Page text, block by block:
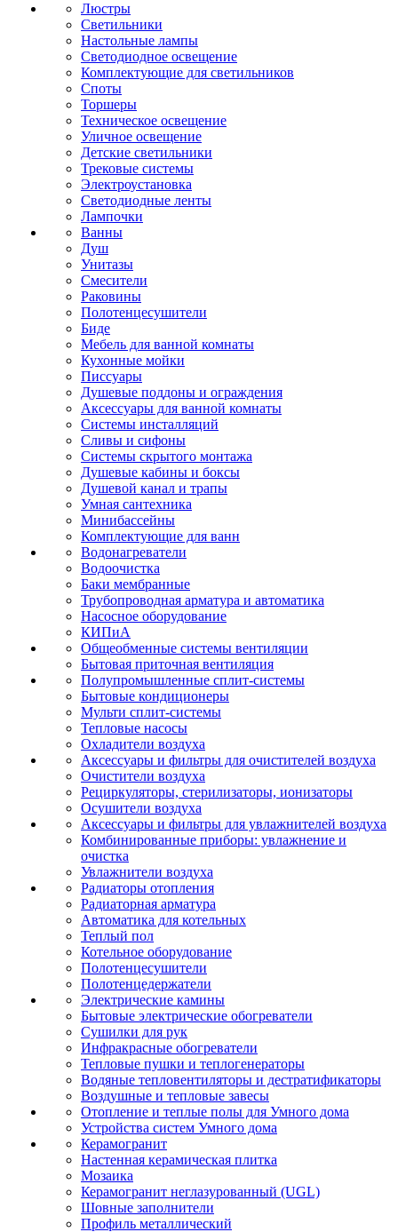
Люстры
Светильники
Настольные лампы
Светодиодное освещение
Комплектующие для светильников
Споты
Торшеры
Техническое освещение
Уличное освещение
Детские светильники
Трековые системы
Электроустановка
Светодиодные ленты
Лампочки
Ванны
Душ
Унитазы
Смесители
Раковины
Полотенцесушители
Биде
Мебель для ванной комнаты
Кухонные мойки
Писсуары
Душевые поддоны и ограждения
Аксессуары для ванной комнаты
Системы инсталляций
Сливы и сифоны
Системы скрытого монтажа
Душевые кабины и боксы
Душевой канал и трапы
Умная сантехника
Минибассейны
Комплектующие для ванн
Водонагреватели
Водоочистка
Баки мембранные
Трубопроводная арматура и автоматика
Насосное оборудование
КИПиА
Общеобменные системы вентиляции
Бытовая приточная вентиляция
Полупромышленные сплит-системы
Бытовые кондиционеры
Мульти сплит-системы
Тепловые насосы
Охладители воздуха
Аксессуары и фильтры для очистителей воздуха
Очистители воздуха
Рециркуляторы, стерилизаторы, ионизаторы
Осушители воздуха
Аксессуары и фильтры для увлажнителей воздуха
Комбинированные приборы: увлажнение и
очистка
Увлажнители воздуха
Радиаторы отопления
Радиаторная арматура
Автоматика для котельных
Теплый пол
Котельное оборудование
Полотенцесушители
Полотенцедержатели
Электрические камины
Бытовые электрические обогреватели
Сушилки для рук
Инфракрасные обогреватели
Тепловые пушки и теплогенераторы
Водяные тепловентиляторы и дестратификаторы
Воздушные и тепловые завесы
Отопление и теплые полы для Умного дома
Устройства систем Умного дома
Керамогранит
Настенная керамическая плитка
Мозаика
Керамогранит неглазурованный (UGL)
Шовные заполнители
Профиль металлический